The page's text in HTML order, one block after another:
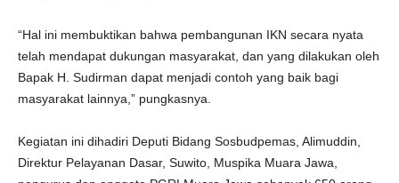
“Hal ini membuktikan bahwa pembangunan IKN secara nyata
telah mendapat dukungan masyarakat, dan yang dilakukan oleh
Bapak H. Sudirman dapat menjadi contoh yang baik bagi
masyarakat lainnya,” pungkasnya.
Kegiatan ini dihadiri Deputi Bidang Sosbudpemas, Alimuddin,
Direktur Pelayanan Dasar, Suwito, Muspika Muara Jawa,